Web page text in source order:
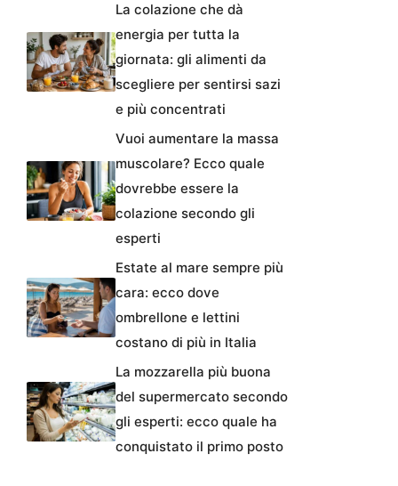
La colazione che dà
energia per tutta la
giornata: gli alimenti da
scegliere per sentirsi sazi
e più concentrati
Vuoi aumentare la massa
muscolare? Ecco quale
dovrebbe essere la
colazione secondo gli
esperti
Estate al mare sempre più
cara: ecco dove
ombrellone e lettini
costano di più in Italia
La mozzarella più buona
del supermercato secondo
gli esperti: ecco quale ha
conquistato il primo posto